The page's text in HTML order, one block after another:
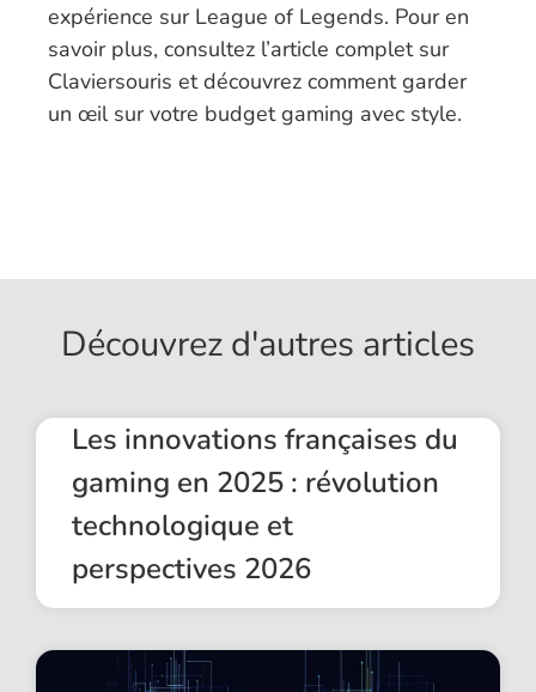
expérience sur League of Legends. Pour en
savoir plus, consultez l’article complet sur
Claviersouris et découvrez comment garder
un œil sur votre budget gaming avec style.
Découvrez d'autres articles
Les innovations françaises du
gaming en 2025 : révolution
technologique et
perspectives 2026